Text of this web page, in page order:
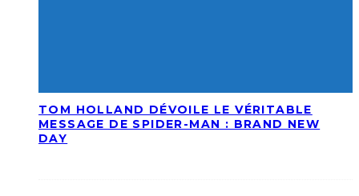
TOM HOLLAND DÉVOILE LE VÉRITABLE
MESSAGE DE SPIDER-MAN : BRAND NEW
DAY